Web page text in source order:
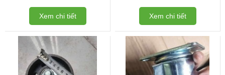
Xem chi tiết Xem chi tiết